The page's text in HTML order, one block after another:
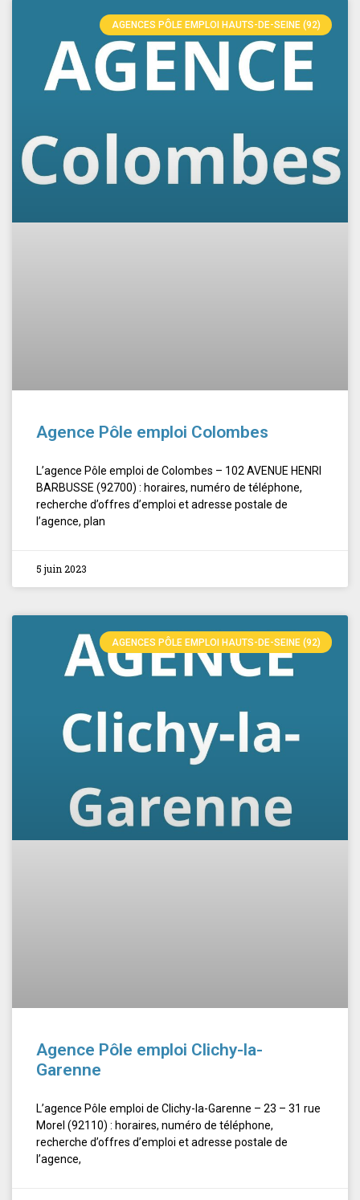
AGENCES PÔLE EMPLOI HAUTS-DE-SEINE (92)
Agence Pôle emploi Colombes
L’agence Pôle emploi de Colombes – 102 AVENUE HENRI
BARBUSSE (92700) : horaires, numéro de téléphone,
recherche d’offres d’emploi et adresse postale de
l’agence, plan
5 juin 2023
AGENCES PÔLE EMPLOI HAUTS-DE-SEINE (92)
Agence Pôle emploi Clichy-la-
Garenne
L’agence Pôle emploi de Clichy-la-Garenne – 23 – 31 rue
Morel (92110) : horaires, numéro de téléphone,
recherche d’offres d’emploi et adresse postale de
l’agence,